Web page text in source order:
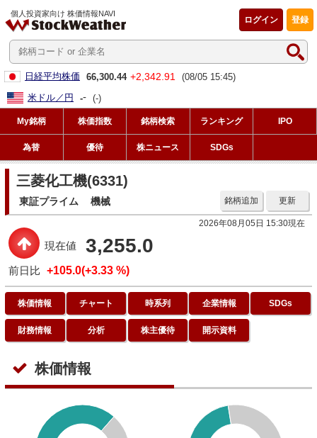
個人投資家向け 株価情報NAVI
登録
ログイン
日経平均株価 66,300.44 +2,342.91
(08/05 15:45)
米ドル／円
-- (-)
My銘柄 株価指数 銘柄検索 ランキング IPO
為替 優待 株ニュース SDGs
三菱化工機(6331)
東証プライム 機械 更新
銘柄追加
2026年08月05日 15:30現在
現在値 3,255.0
前日比 +105.0(+3.33 %)
株価情報 チャート 時系列 企業情報 SDGs
財務情報 分析 株主優待 開示資料
株価情報